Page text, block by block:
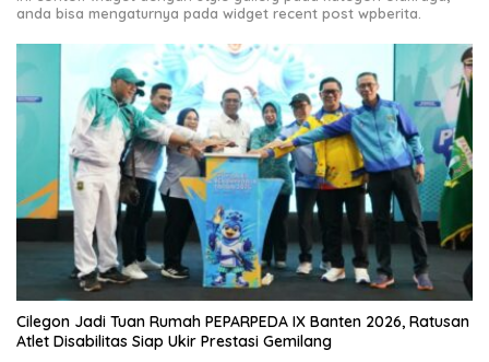
anda bisa mengaturnya pada widget recent post wpberita.
Cilegon Jadi Tuan Rumah PEPARPEDA IX Banten 2026, Ratusan
Atlet Disabilitas Siap Ukir Prestasi Gemilang